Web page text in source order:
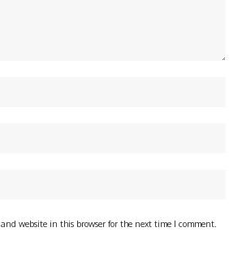
website in this browser for the next time I comment.